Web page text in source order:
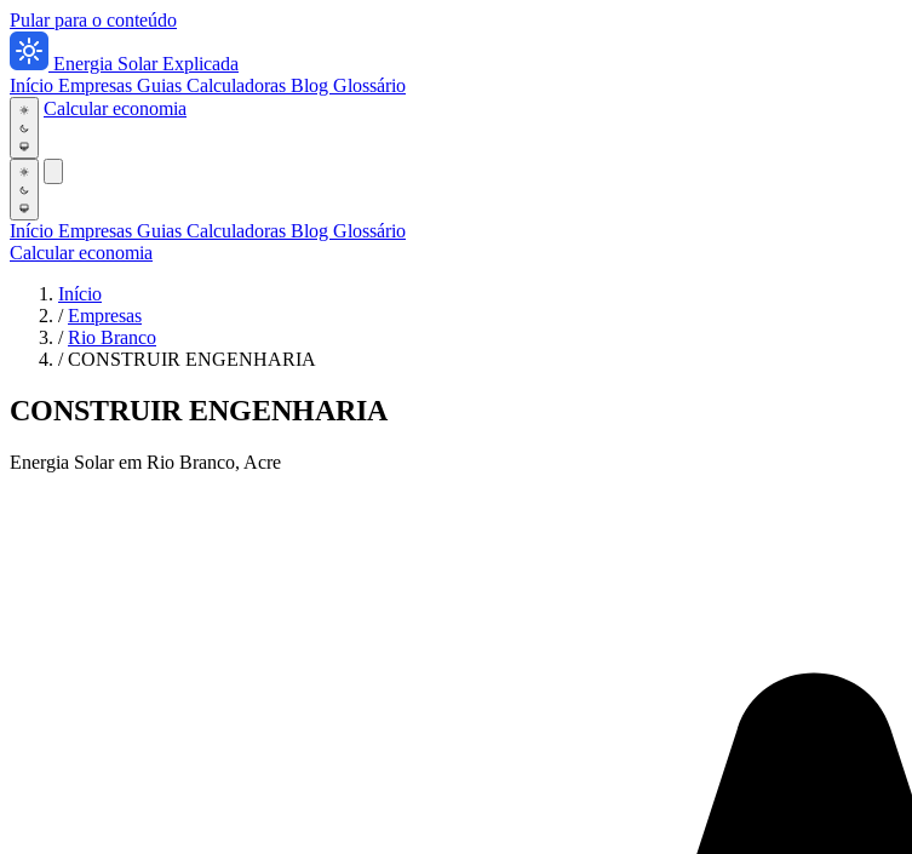
Pular para o conteúdo
Energia Solar Explicada
Início Empresas Guias Calculadoras Blog Glossário
Calcular economia
Início Empresas Guias Calculadoras Blog Glossário
Calcular economia
Início
/ Empresas
/ Rio Branco
/ CONSTRUIR ENGENHARIA
CONSTRUIR ENGENHARIA
Energia Solar em Rio Branco, Acre